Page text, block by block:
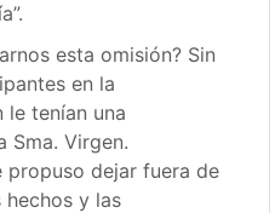
esta omisión? Sin
en la
le tenían una
Sma. Virgen.
propuso dejar fuera de
hechos y las